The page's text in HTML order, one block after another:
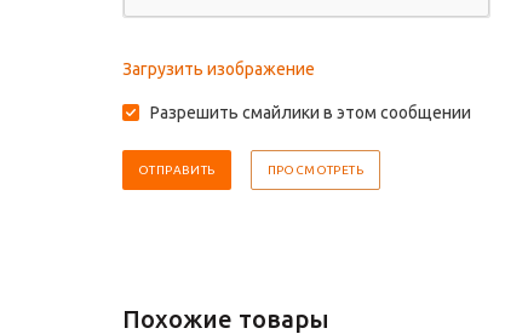
Загрузить изображение
Разрешить смайлики в этом сообщении
Похожие товары